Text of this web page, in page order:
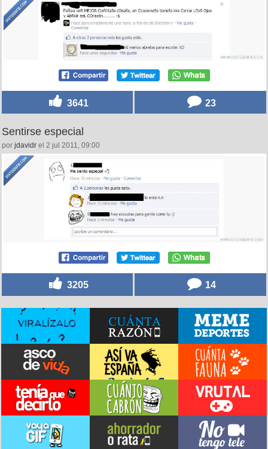
3641 23
Sentirse especial
por jdavidr el 2 jul 2011, 09:00
3205 14